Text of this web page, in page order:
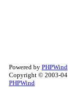
Powered by PHPWind
Copyright © 2003-04
PHPWind